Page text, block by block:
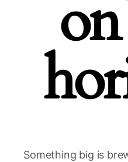
Something big is